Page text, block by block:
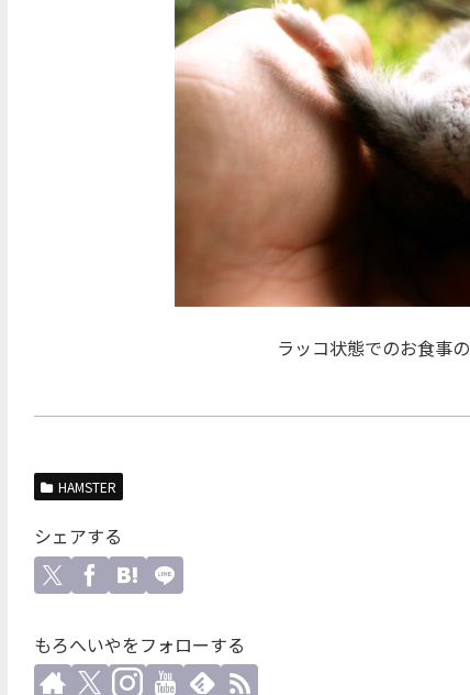
ラッコ状態でのお食事
HAMSTER
シェアする
もろへいやをフォローする